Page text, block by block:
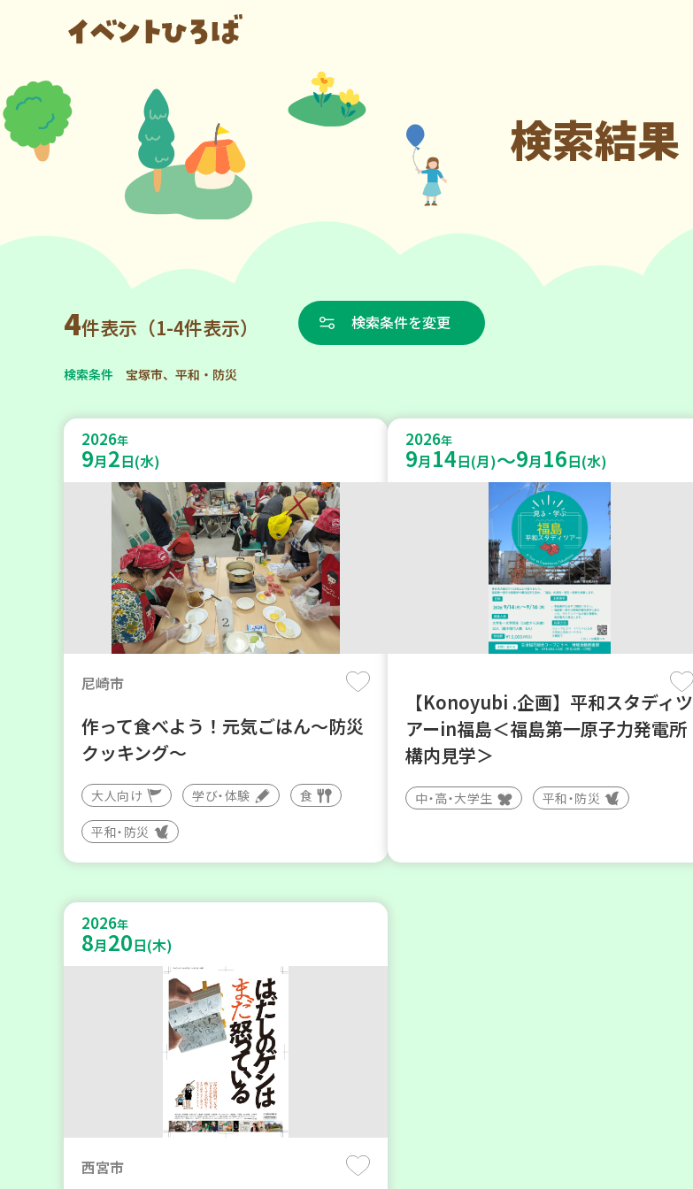
検索結果
4件表示（1-4件表示） 検索条件を変更
検索条件 宝塚市、平和・防災
2026年
9月2日(水)
尼崎市
作って食べよう！元気ごはん～防災
クッキング～
大人向け 学び・体験 食
平和・防災
2026年
9月 14日(月)～9月 16日(水)
【Konoyubi .企画】平和スタディツ
アーin福島＜福島第一原子力発電所
構内見学＞
中・高・大学生 平和・防災
2026年
8月20日(木)
西宮市